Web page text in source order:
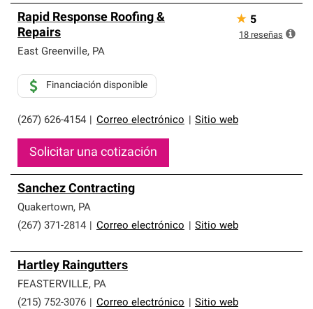
Rapid Response Roofing &
Repairs
East Greenville, PA
(267) 626-4154 Correo electrónico Sitio web
Financiación disponible
Solicitar una cotización
★ 5
18 reseñas
Sanchez Contracting
Quakertown, PA
(267) 371-2814
Correo electrónico Sitio web
Hartley Raingutters
FEASTERVILLE, PA
(215) 752-3076
Correo electrónico Sitio web